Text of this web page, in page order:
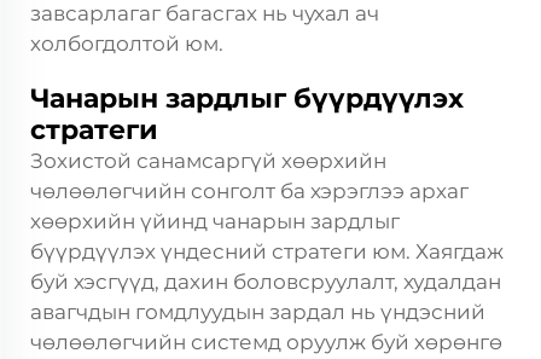
завсарлагаг багасгах нь чухал ач
холбогдолтой юм.
Чанарын зардлыг бүүрдүүлэх
стратеги
Зохистой санамсаргүй хөөрхийн
чөлөөлөгчийн сонголт ба хэрэглээ архаг
хөөрхийн үйинд чанарын зардлыг
бүүрдүүлэх үндесний стратеги юм. Хаягдаж
буй хэсгүүд, дахин боловсруулалт, худалдан
авагчдын гомдлуудын зардал нь үндэсний
чөлөөлөгчийн системд оруулж буй хөрөнгө